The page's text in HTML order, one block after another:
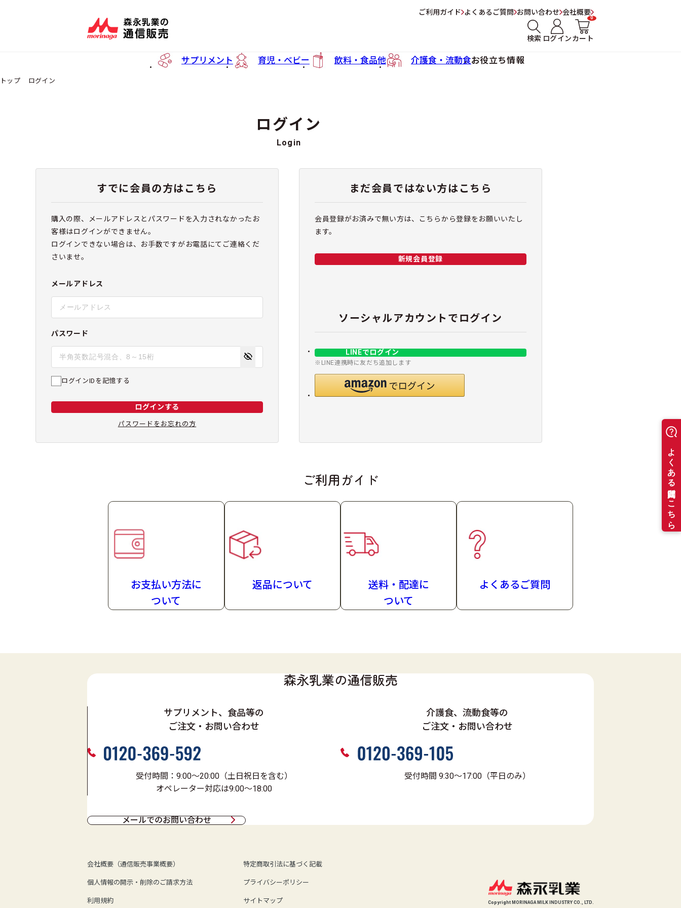
ご利用ガイド よくあるご質問 お問い合わせ 会社概要
検索 ログインカート
0
サプリメント 育児・ベビー 飲料・食品他 介護食・流動食お役立ち情報
トップ ログイン
ログイン
Login
すでに会員の方はこちら
購入の際、メールアドレスとパスワードを入力されなかったお
客様はログインができません。
ログインできない場合は、お手数ですがお電話にてご連絡くだ
さいませ。
メールアドレス
パスワード
ログインIDを記憶する
ログインする
パスワードをお忘れの方
まだ会員ではない方はこちら
会員登録がお済みで無い方は、こちらから登録をお願いいたし
ます。
新規会員登録
ソーシャルアカウントでログイン
LINEでログイン
※LINE連携時に友だち追加します
ご利用ガイド
お支払い方法に
ついて
返品について 送料・配達に
ついて
よくあるご質問
森永乳業の通信販売
サプリメント、食品等の
ご注文・お問い合わせ
受付時間：9:00～20:00（土日祝日を含む）
オペレーター対応は9:00～18:00
介護食、流動食等の
ご注文・お問い合わせ
受付時間 9:30～17:00（平日のみ）
メールでのお問い合わせ
会社概要（通信販売事業概要）
特定商取引法に基づく記載
個人情報の開示・削除のご請求方法
プライバシーポリシー
利用規約
サイトマップ Copyright MORINAGA MILK INDUSTRY CO., LTD.